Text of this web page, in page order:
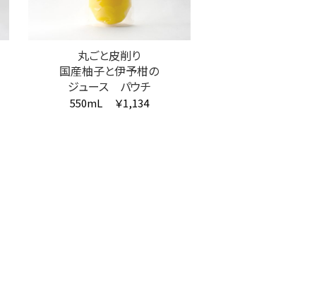
丸ごと皮削り
国産柚子と伊予柑の
ジュース パウチ
550mL ￥1,134